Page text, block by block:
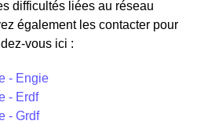
difficultés liées au réseau
également les contacter pour
vous ici :
- Engie
- Erdf
- Grdf